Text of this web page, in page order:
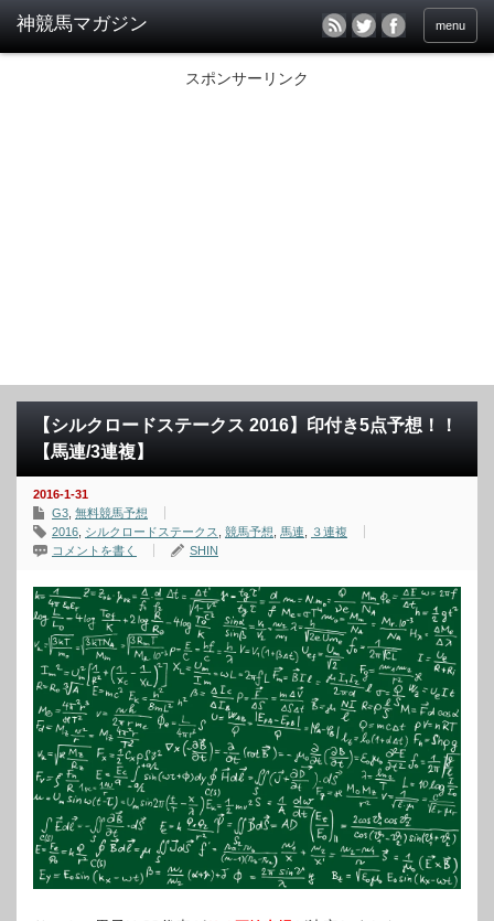
menu
スポンサーリンク
【シルクロードステークス 2016】印付き5点予想！！
【馬連/3連複】
2016-1-31
G3 無料競馬予想
2016 シルクロードステークス 競馬予想 馬連
３連複
コメントを書く
SHIN